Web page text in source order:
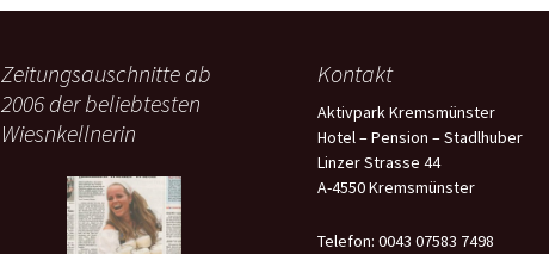
Zeitungsauschnitte ab
2006 der beliebtesten
Wiesnkellnerin
Kontakt
Aktivpark Kremsmünster
Hotel – Pension – Stadlhuber
Linzer Strasse 44
A-4550 Kremsmünster
Telefon: 0043 07583 7498